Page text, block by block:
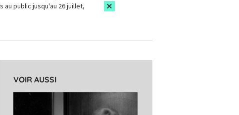
public jusqu'au 26 juillet,
VOIR AUSSI